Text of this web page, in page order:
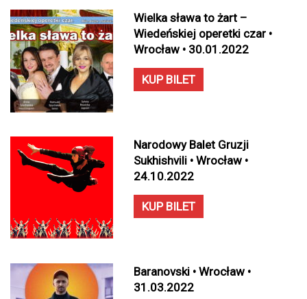
Wielka sława to żart –
Wiedeńskiej operetki czar •
Wrocław • 30.01.2022
KUP BILET
Narodowy Balet Gruzji
Sukhishvili • Wrocław •
24.10.2022
KUP BILET
Baranovski • Wrocław •
31.03.2022